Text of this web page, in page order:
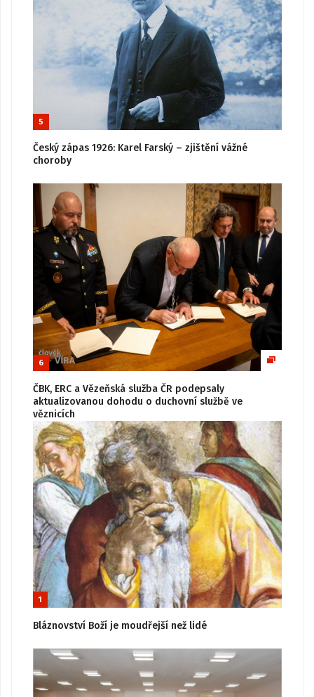
5
Český zápas 1926: Karel Farský – zjištění vážné
choroby
6
ČBK, ERC a Vězeňská služba ČR podepsaly
aktualizovanou dohodu o duchovní službě ve
věznicích
1
Bláznovství Boží je moudřejší než lidé